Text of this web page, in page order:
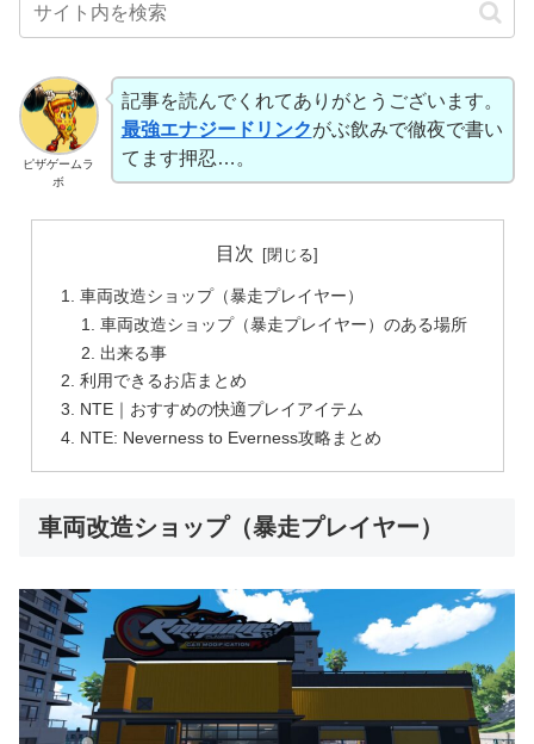
ピザゲームラ
ボ
記事を読んでくれてありがとうございます。
最強エナジードリンクがぶ飲みで徹夜で書い
てます押忍…。
目次
車両改造ショップ（暴走プレイヤー）
車両改造ショップ（暴走プレイヤー）のある場所
出来る事
利用できるお店まとめ
NTE｜おすすめの快適プレイアイテム
NTE: Neverness to Everness攻略まとめ
車両改造ショップ（暴走プレイヤー）